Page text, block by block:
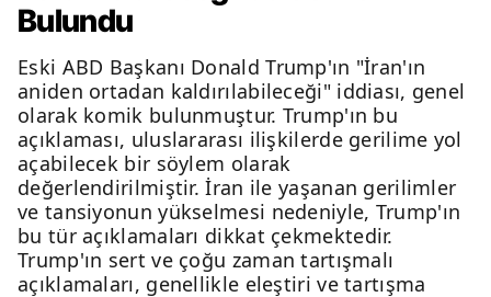
Bulundu
Eski ABD Başkanı Donald Trump'ın "İran'ın
aniden ortadan kaldırılabileceği" iddiası, genel
olarak komik bulunmuştur. Trump'ın bu
açıklaması, uluslararası ilişkilerde gerilime yol
açabilecek bir söylem olarak
değerlendirilmiştir. İran ile yaşanan gerilimler
ve tansiyonun yükselmesi nedeniyle, Trump'ın
bu tür açıklamaları dikkat çekmektedir.
Trump'ın sert ve çoğu zaman tartışmalı
açıklamaları, genellikle eleştiri ve tartışma